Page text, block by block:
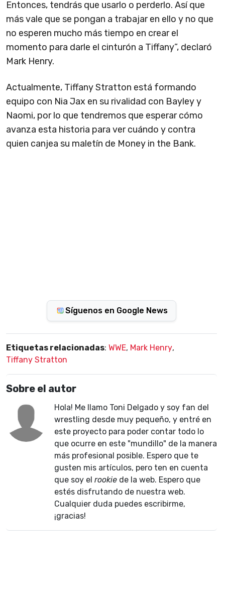
Entonces, tendrás que usarlo o perderlo. Así que
más vale que se pongan a trabajar en ello y no que
no esperen mucho más tiempo en crear el
momento para darle el cinturón a Tiffany”, declaró
Mark Henry.
Actualmente, Tiffany Stratton está formando
equipo con Nia Jax en su rivalidad con Bayley y
Naomi, por lo que tendremos que esperar cómo
avanza esta historia para ver cuándo y contra
quien canjea su maletín de Money in the Bank.
Síguenos en Google News
Etiquetas relacionadas: WWE, Mark Henry,
Tiffany Stratton
Sobre el autor
Hola! Me llamo Toni Delgado y soy fan del
wrestling desde muy pequeño, y entré en
este proyecto para poder contar todo lo
que ocurre en este "mundillo" de la manera
más profesional posible. Espero que te
gusten mis artículos, pero ten en cuenta
que soy el rookie de la web. Espero que
estés disfrutando de nuestra web.
Cualquier duda puedes escribirme,
¡gracias!